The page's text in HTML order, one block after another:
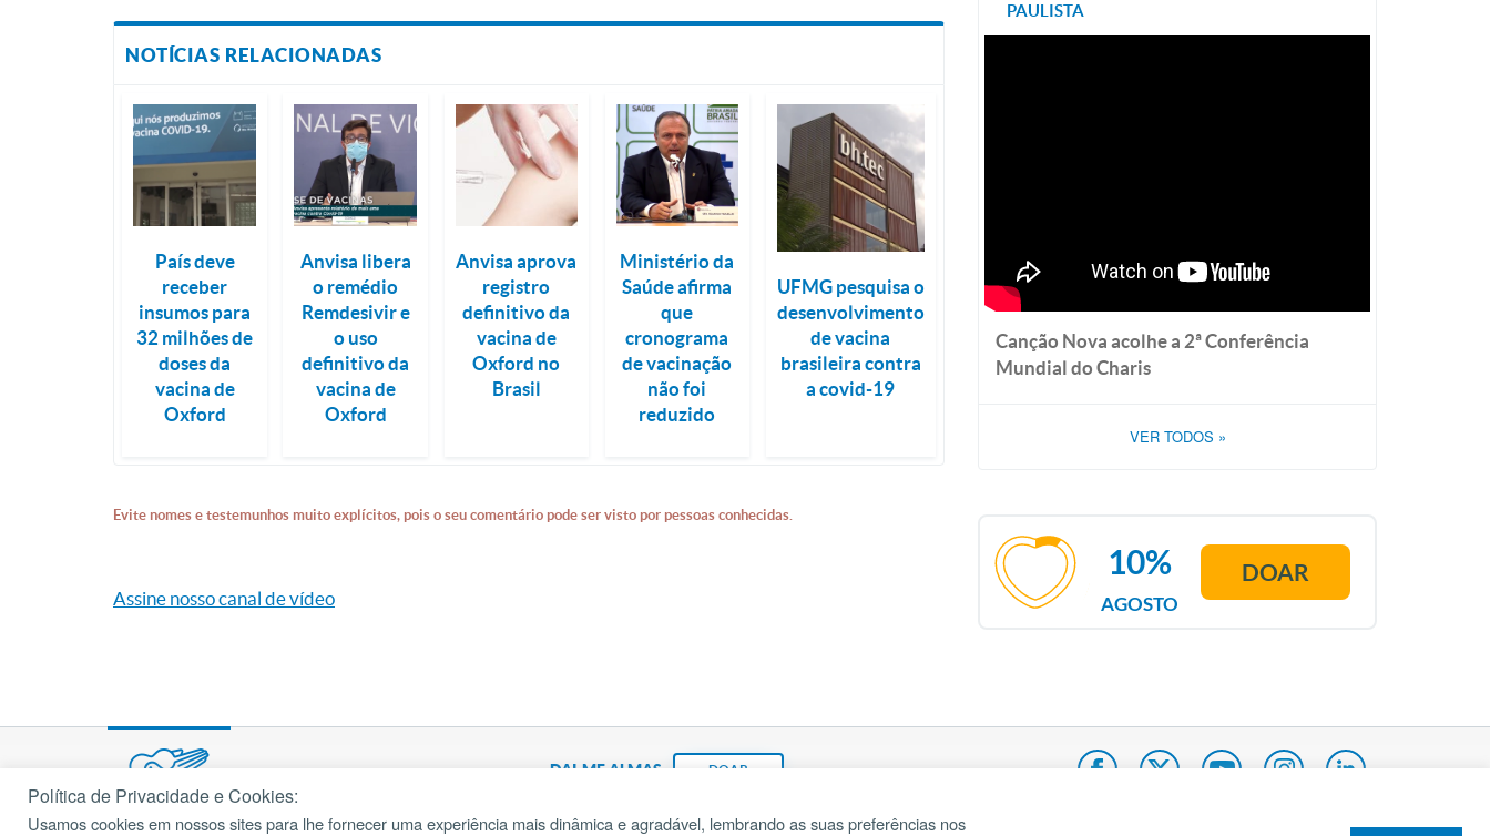
NOTÍCIAS RELACIONADAS
País deve
receber
insumos para
32 milhões de
doses da
vacina de
Oxford
Anvisa libera
o remédio
Remdesivir e
o uso
definitivo da
vacina de
Oxford
Anvisa aprova
registro
definitivo da
vacina de
Oxford no
Brasil
Ministério da
Saúde afirma
que
cronograma
de vacinação
não foi
reduzido
UFMG pesquisa o
desenvolvimento
de vacina
brasileira contra
a covid-19
Evite nomes e testemunhos muito explícitos, pois o seu comentário pode ser visto por pessoas conhecidas.
Assine nosso canal de vídeo
PAULISTA
Canção Nova acolhe a 2ª Conferência
Mundial do Charis
VER TODOS »
AGOSTO
10% DOAR
DAI-ME ALMAS DOAR
Política de Privacidade e Cookies:
Usamos cookies em nossos sites para lhe fornecer uma experiência mais dinâmica e agradável, lembrando as suas preferências nos